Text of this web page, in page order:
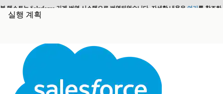
본 텍스트는 Salesforce 기계 번역 시스템으로 번역되었습니다. 자세한 내용은 여기를 참조하
세요.
영어로 전환
닫기
실행 계획